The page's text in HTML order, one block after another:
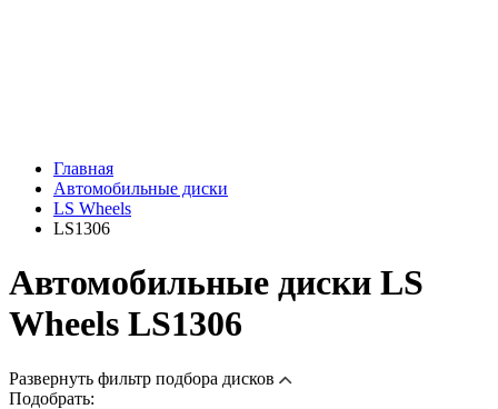
Главная
Автомобильные диски
LS Wheels
LS1306
Автомобильные диски LS
Wheels LS1306
Развернуть фильтр подбора дисков
Подобрать: